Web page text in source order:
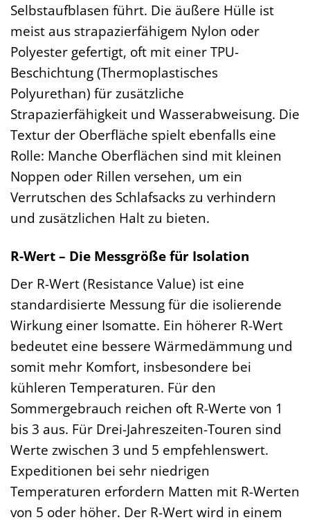
Selbstaufblasen führt. Die äußere Hülle ist
meist aus strapazierfähigem Nylon oder
Polyester gefertigt, oft mit einer TPU-
Beschichtung (Thermoplastisches
Polyurethan) für zusätzliche
Strapazierfähigkeit und Wasserabweisung. Die
Textur der Oberfläche spielt ebenfalls eine
Rolle: Manche Oberflächen sind mit kleinen
Noppen oder Rillen versehen, um ein
Verrutschen des Schlafsacks zu verhindern
und zusätzlichen Halt zu bieten.
R-Wert – Die Messgröße für Isolation
Der R-Wert (Resistance Value) ist eine
standardisierte Messung für die isolierende
Wirkung einer Isomatte. Ein höherer R-Wert
bedeutet eine bessere Wärmedämmung und
somit mehr Komfort, insbesondere bei
kühleren Temperaturen. Für den
Sommergebrauch reichen oft R-Werte von 1
bis 3 aus. Für Drei-Jahreszeiten-Touren sind
Werte zwischen 3 und 5 empfehlenswert.
Expeditionen bei sehr niedrigen
Temperaturen erfordern Matten mit R-Werten
von 5 oder höher. Der R-Wert wird in einem